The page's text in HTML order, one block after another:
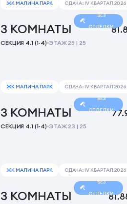
ЖК МАЛИНА ПАРК СДАЧА: IV КВАРТАЛ 2026
3 КОМНАТЫ
СЕКЦИЯ 4.1 (1-4) ЭТАЖ 25 | 25
БЕЗ
ОТДЕЛКИ
ЖК МАЛИНА ПАРК СДАЧА: IV КВАРТАЛ 2026
3 КОМНАТЫ
СЕКЦИЯ 4.1 (1-4) ЭТАЖ 23 | 25
БЕЗ
ОТДЕЛКИ
ЖК МАЛИНА ПАРК СДАЧА: IV КВАРТАЛ 2026
3 КОМНАТЫ
БЕЗ
ОТДЕЛКИ